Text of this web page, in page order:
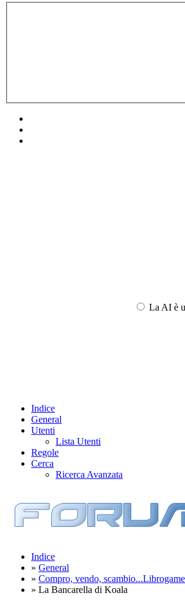
La AI è
Indice
General
Utenti
Lista Utenti
Regole
Cerca
Ricerca Avanzata
Indice
» General
» Compro, vendo, scambio...Librogame
» La Bancarella di Koala